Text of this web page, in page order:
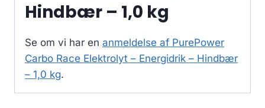
Hindbær – 1,0 kg
Se om vi har en anmeldelse af PurePower
Carbo Race Elektrolyt – Energidrik – Hindbær
– 1,0 kg.